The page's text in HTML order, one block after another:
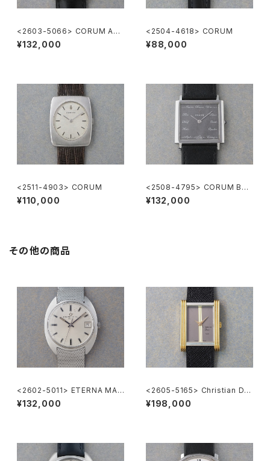
<2603-5066> CORUM Aut
omatic
¥132,000
<2504-4618> CORUM
¥88,000
<2511-4903> CORUM
¥110,000
<2508-4795> CORUM Buc
kingham
¥132,000
その他の商品
<2602-5011> ETERNA MAT
IC 3003
¥132,000
<2605-5165> Christian Dio
r
¥198,000